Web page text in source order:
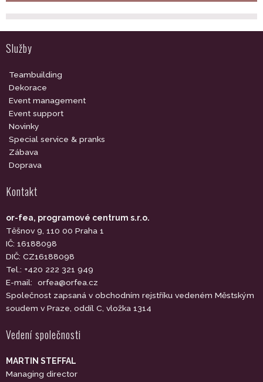
Služby
Teambuilding
Dekorace
Event management
Event support
Novinky
Special service & pranks
Zábava
Doprava
Kontakt
or-fea, programové centrum s.r.o.
Těšnov 9, 110 00 Praha 1
IČ: 16188098
DIČ: CZ16188098
Tel.: +420 222 321 949
E-mail:
orfea@orfea.cz
Společnost zapsaná v obchodním rejstříku vedeném Městským
soudem v Praze, oddíl C, vložka 1314
Vedení společnosti
MARTIN STEFFAL
Managing director